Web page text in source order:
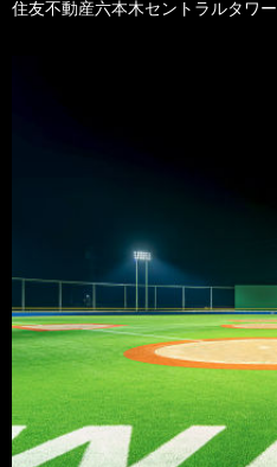
住友不動産六本木セントラルタワー